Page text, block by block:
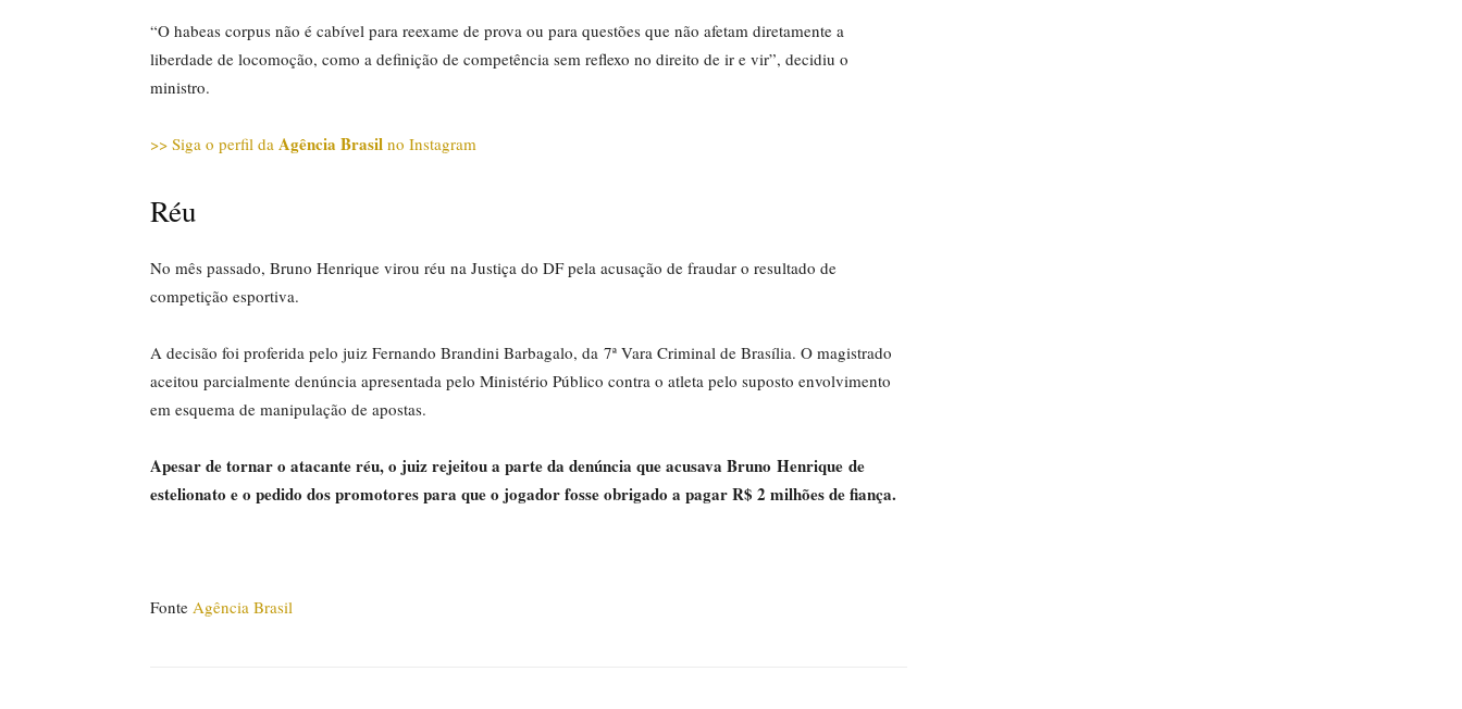
“O habeas corpus não é cabível para reexame de prova ou para questões que não afetam diretamente a
liberdade de locomoção, como a definição de competência sem reflexo no direito de ir e vir”, decidiu o
ministro.
>> Siga o perfil da Agência Brasil no Instagram
Réu
No mês passado, Bruno Henrique virou réu na Justiça do DF pela acusação de fraudar o resultado de
competição esportiva.
A decisão foi proferida pelo juiz Fernando Brandini Barbagalo, da 7ª Vara Criminal de Brasília. O magistrado
aceitou parcialmente denúncia apresentada pelo Ministério Público contra o atleta pelo suposto envolvimento
em esquema de manipulação de apostas.
Apesar de tornar o atacante réu, o juiz rejeitou a parte da denúncia que acusava Bruno Henrique de
estelionato e o pedido dos promotores para que o jogador fosse obrigado a pagar R$ 2 milhões de fiança.
Fonte Agência Brasil